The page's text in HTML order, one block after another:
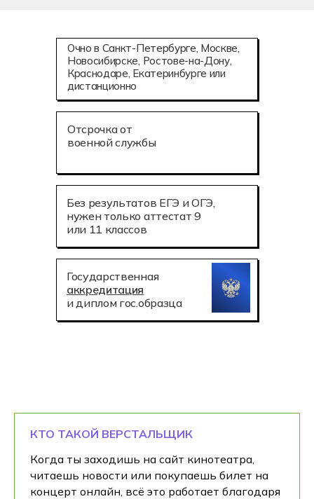
Государственная
аккредитация
и диплом гос.образца
Отсрочка от
военной службы
Без результатов ЕГЭ и ОГЭ,
нужен только аттестат 9
или 11 классов
Очно в Санкт-Петербурге, Москве,
Новосибирске, Ростове-на-Дону,
Краснодаре, Екатеринбурге или
дистанционно
КТО ТАКОЙ ВЕРСТАЛЬЩИК
Когда ты заходишь на сайт кинотеатра,
читаешь новости или покупаешь билет на
концерт онлайн, всё это работает благодаря